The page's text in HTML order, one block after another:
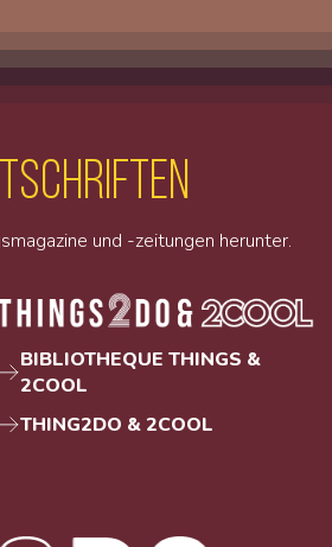
und -zeitungen herunter.
BIBLIOTHEQUE THINGS &
2COOL
THING2DO & 2COOL